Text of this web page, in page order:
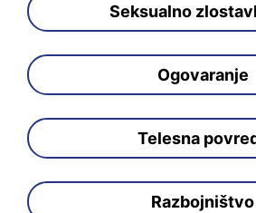
Seksualno
Ogovaranje
Telesna
Razbojništvo